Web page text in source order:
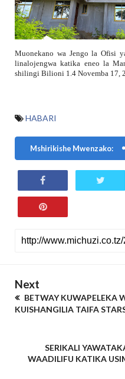
Muonekano wa Jengo la Ofisi
linalojengwa katika eneo la
shilingi Bilioni 1.4 Novemba 17,
HABARI
Mshirikishe Mwenzako:
Next
BETWAY KUWAPELEKA
KUISHANGILIA TAIFA
SERIKALI
WAADILIFU KATIKA